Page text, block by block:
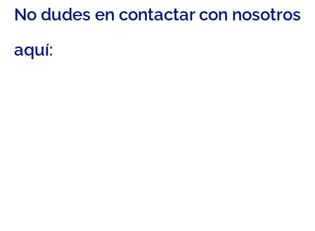
No dudes en contactar con nosotros
aquí: